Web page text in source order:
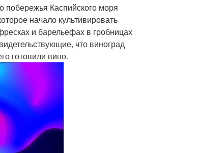
Каспийского моря
начало культивировать
и барельефах в гробницах
что виноград
готовили вино.